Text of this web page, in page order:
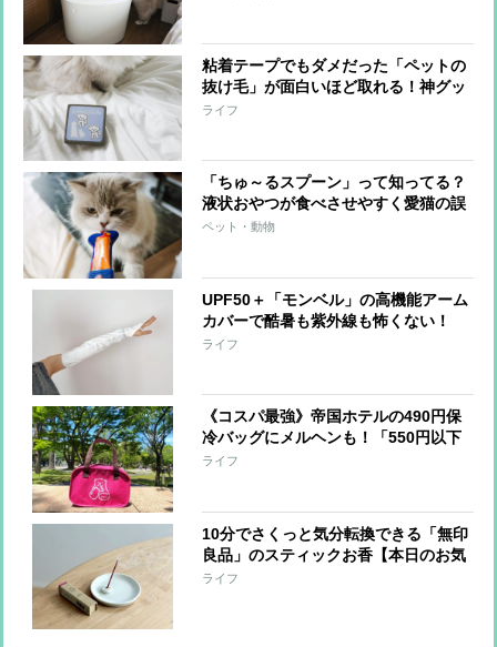
粘着テープでもダメだった「ペットの
抜け毛」が面白いほど取れる！神グッ
ズ「一毛打尽」を使ってみた【本日の
ライフ
「ちゅ～るスプーン」って知ってる？
液状おやつが食べさせやすく愛猫の誤
飲防止にも！【本日のお気に入り】
ペット・動物
UPF50＋「モンベル」の高機能アーム
カバーで酷暑も紫外線も怖くない！
【本日のお気に入り】
ライフ
《コスパ最強》帝国ホテルの490円保
冷バッグにメルヘンも！「550円以下
で買える大当たり保冷バッグ」4選
ライフ
10分でさくっと気分転換できる「無印
良品」のスティックお香【本日のお気
に入り】
ライフ